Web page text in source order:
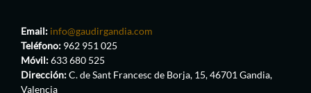
Email: info@gaudirgandia.com
Teléfono: 962 951 025
Móvil:633 680 525
Dirección:C. de Sant Francesc de Borja, 15, 46701 Gandia,
Valencia